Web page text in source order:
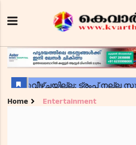
Home Entertainment